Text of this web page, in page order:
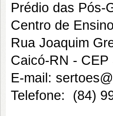
Prédio das Pós-
Centro de
Rua Joaquim
Caicó-RN - CEP
E-mail:
Telefone: (84)